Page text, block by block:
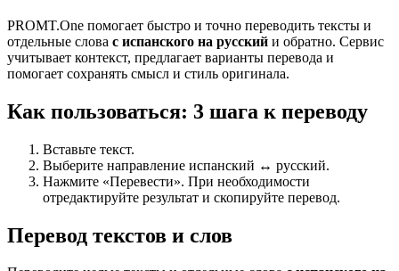
PROMT.One помогает быстро и точно переводить тексты и
отдельные слова с испанского на русский и обратно. Сервис
учитывает контекст, предлагает варианты перевода и
помогает сохранять смысл и стиль оригинала.
Как пользоваться: 3 шага к переводу
Вставьте текст.
Выберите направление испанский ↔ русский.
Нажмите «Перевести». При необходимости
отредактируйте результат и скопируйте перевод.
Перевод текстов и слов